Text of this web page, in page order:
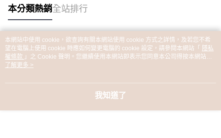
本分類熱銷全站排行
熱門標籤
本網站中使用 cookie，欲查詢有關本網站使用 cookie 方式之詳情，及若您不希
望在電腦上使用 cookie 時應如何變更電腦的 cookie 設定，請參閱本網站「 隱私
權條款 」之 Cookie 聲明。您繼續使用本網站即表示您同意本公司得按本網站使
用條款之 Cookie 聲明使用 cookie。
了解更多 >
我知道了